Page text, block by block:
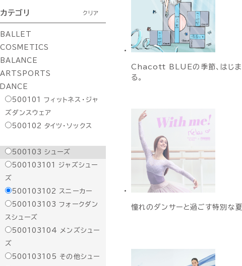
カテゴリ クリア
BALLET
COSMETICS
BALANCE
ARTSPORTS
DANCE
500101
フィットネス・ジャ
ズダンスウェア
500102 タイツ・ソックス
500103 シューズ
500103101
ジャズシュー
ズ
500103102
スニーカー
500103103 フォークダン
スシューズ
500103104
メンズシュー
ズ
500103105
その他シュー
Chacott BLUEの季節、はじま
る。
憧れのダンサーと過ごす特別な夏